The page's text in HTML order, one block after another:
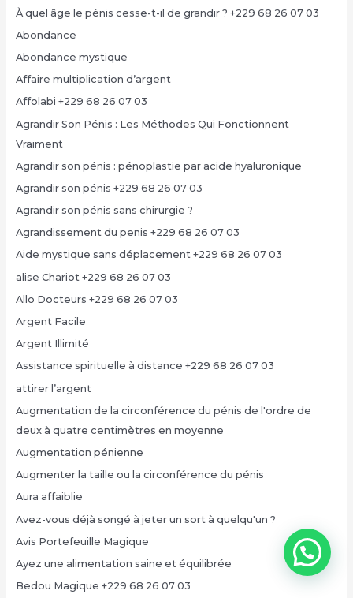
À quel âge le pénis cesse-t-il de grandir ? +229 68 26 07 03
Abondance
Abondance mystique
Affaire multiplication d’argent
Affolabi +229 68 26 07 03
Agrandir Son Pénis : Les Méthodes Qui Fonctionnent
Vraiment
Agrandir son pénis : pénoplastie par acide hyaluronique
Agrandir son pénis +229 68 26 07 03
Agrandir son pénis sans chirurgie ?
Agrandissement du penis +229 68 26 07 03
Aide mystique sans déplacement +229 68 26 07 03
alise Chariot +229 68 26 07 03
Allo Docteurs +229 68 26 07 03
Argent Facile
Argent Illimité
Assistance spirituelle à distance +229 68 26 07 03
attirer l’argent
Augmentation de la circonférence du pénis de l'ordre de
deux à quatre centimètres en moyenne
Augmentation pénienne
Augmenter la taille ou la circonférence du pénis
Aura affaiblie
Avez-vous déjà songé à jeter un sort à quelqu'un ?
Avis Portefeuille Magique
Ayez une alimentation saine et équilibrée
Bedou Magique +229 68 26 07 03